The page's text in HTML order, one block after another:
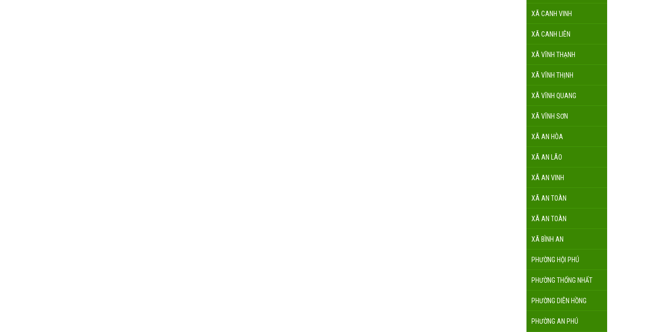
XÃ CANH VINH
XÃ CANH LIÊN
XÃ VĨNH THẠNH
XÃ VĨNH THỊNH
XÃ VĨNH QUANG
XÃ VĨNH SƠN
XÃ AN HÒA
XÃ AN LÃO
XÃ AN VINH
XÃ AN TOÀN
XÃ AN TOÀN
XÃ BÌNH AN
PHƯỜNG HỘI PHÚ
PHƯỜNG THỐNG NHẤT
PHƯỜNG DIÊN HỒNG
PHƯỜNG AN PHÚ